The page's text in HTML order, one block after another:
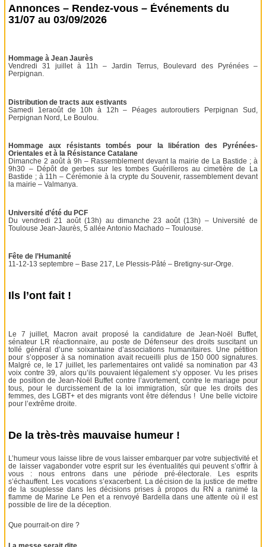
Annonces – Rendez-vous – Événements du
31/07 au 03/09/2026
Hommage à Jean Jaurès
Vendredi 31 juillet à 11h – Jardin Terrus, Boulevard des Pyrénées –
Perpignan.
Distribution de tracts aux estivants
Samedi 1eraoût de 10h à 12h – Péages autoroutiers Perpignan Sud,
Perpignan Nord, Le Boulou.
Hommage aux résistants tombés pour la libération des Pyrénées-
Orientales et à la Résistance Catalane
Dimanche 2 août à 9h – Rassemblement devant la mairie de La Bastide ; à
9h30 – Dépôt de gerbes sur les tombes Guérilleros au cimetière de La
Bastide ; à 11h – Cérémonie à la crypte du Souvenir, rassemblement devant
la mairie – Valmanya.
Université d’été du PCF
Du vendredi 21 août (13h) au dimanche 23 août (13h) – Université de
Toulouse Jean-Jaurès, 5 allée Antonio Machado – Toulouse.
Fête de l’Humanité
11-12-13 septembre – Base 217, Le Plessis-Pâté – Bretigny-sur-Orge.
Ils l’ont fait !
Le 7 juillet, Macron avait proposé la candidature de Jean-Noël Buffet,
sénateur LR réactionnaire, au poste de Défenseur des droits suscitant un
tollé général d’une soixantaine d’associations humanitaires. Une pétition
pour s’opposer à sa nomination avait recueilli plus de 150 000 signatures.
Malgré ce, le 17 juillet, les parlementaires ont validé sa nomination par 43
voix contre 39, alors qu’ils pouvaient légalement s’y opposer. Vu les prises
de position de Jean-Noël Buffet contre l’avortement, contre le mariage pour
tous, pour le durcissement de la loi immigration, sûr que les droits des
femmes, des LGBT+ et des migrants vont être défendus ! Une belle victoire
pour l’extrême droite.
De la très-très mauvaise humeur !
L’humeur vous laisse libre de vous laisser embarquer par votre subjectivité et
de laisser vagabonder votre esprit sur les éventualités qui peuvent s’offrir à
vous : nous entrons dans une période pré-électorale. Les esprits
s’échauffent. Les vocations s’exacerbent. La décision de la justice de mettre
de la souplesse dans les décisions prises à propos du RN a ranimé la
flamme de Marine Le Pen et a renvoyé Bardella dans une attente où il est
possible de lire de la déception.
Que pourrait-on dire ?